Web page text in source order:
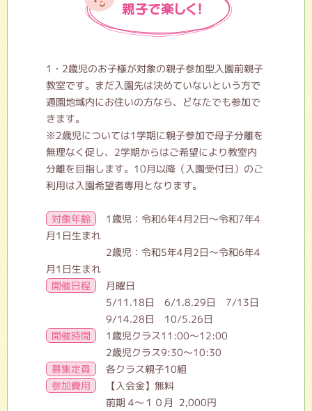
1・2歳児のお子様が対象の親子参加型入園前親子
教室です。まだ入園先は決めていないという方で
通園地域内にお住いの方なら、どなたでも参加で
きます。
※2歳児については1学期に親子参加で母子分離を
無理なく促し、2学期からはご希望により教室内
分離を目指します。10月以降（入園受付日）のご
利用は入園希望者専用となります。
対象年齢
1歳児：令和6年4月2日～令和7年4
月1日生まれ
2歳児：令和5年4月2日～令和6年4
月1日生まれ
開催日程
月曜日
5/11.18日 6/1.8.29日 7/13日
9/14.28日 10/5.26日
開催時間
1歳児クラス11:00〜12:00
2歳児クラス9:30〜10:30
募集定員
各クラス親子10組
参加費用
【入会金】無料
前期 4～１０月 2,000円